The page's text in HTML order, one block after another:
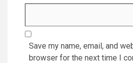
Save my name, email, and
browser for the next time I